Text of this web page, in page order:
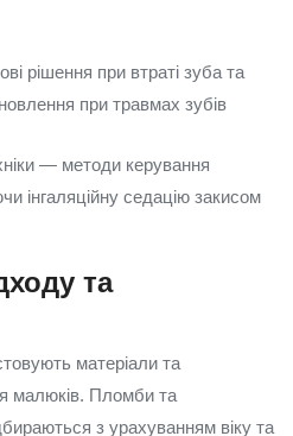
рішення при втраті зуба та
при травмах зубів
— методи керування
інгаляційну седацію закисом
та
матеріали та
малюків. Пломби та
з урахуванням віку та